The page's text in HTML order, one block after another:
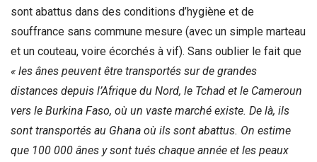
sont abattus dans des conditions d’hygiène et de
souffrance sans commune mesure (avec un simple marteau
et un couteau, voire écorchés à vif). Sans oublier le fait que
« les ânes peuvent être transportés sur de grandes
distances depuis l’Afrique du Nord, le Tchad et le Cameroun
vers le Burkina Faso, où un vaste marché existe. De là, ils
sont transportés au Ghana où ils sont abattus. On estime
que 100 000 ânes y sont tués chaque année et les peaux